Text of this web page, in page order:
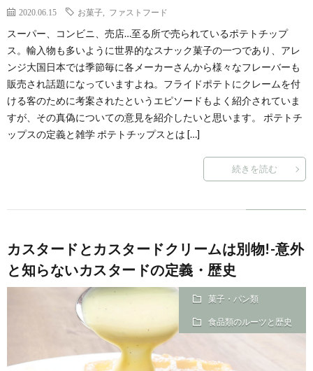
2020.06.15 お菓子 ファストフード
スーパー、コンビニ、売店…至る所で売られているポテトチップ
ス。輸入物も多いように世界的なスナック菓子の一つであり、アレ
ンジ大国日本では季節毎に各メーカーさんから様々なフレーバーも
販売され話題になっていますよね。フライドポテトにクレームを付
ける客のために考案されたというエピソードもよく紹介されていま
すが、その真偽についての意見を紹介したいと思います。 ポテトチ
ップスの定義と雑学 ポテトチップスとは […]
続きを読む
カスタードとカスタードクリームは別物!-意外
と知らないカスタードの定義・歴史
菓子・パン類
食品類のルーツと歴史